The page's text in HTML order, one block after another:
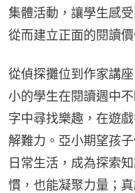
集體活動，讓學生感
從而建立正面的閱讀
從偵探攤位到作家講
小的學生在閱讀週中
字中尋找樂趣，在遊
解難力。亞小期望孩
日常生活，成為探索
慣，也能凝聚力量；